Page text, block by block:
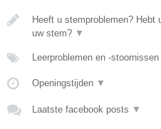
Heeft u stemproblemen? Hebt
uw stem? ▼
Leerproblemen en -
Openingstijden ▼
Laatste facebook posts ▼